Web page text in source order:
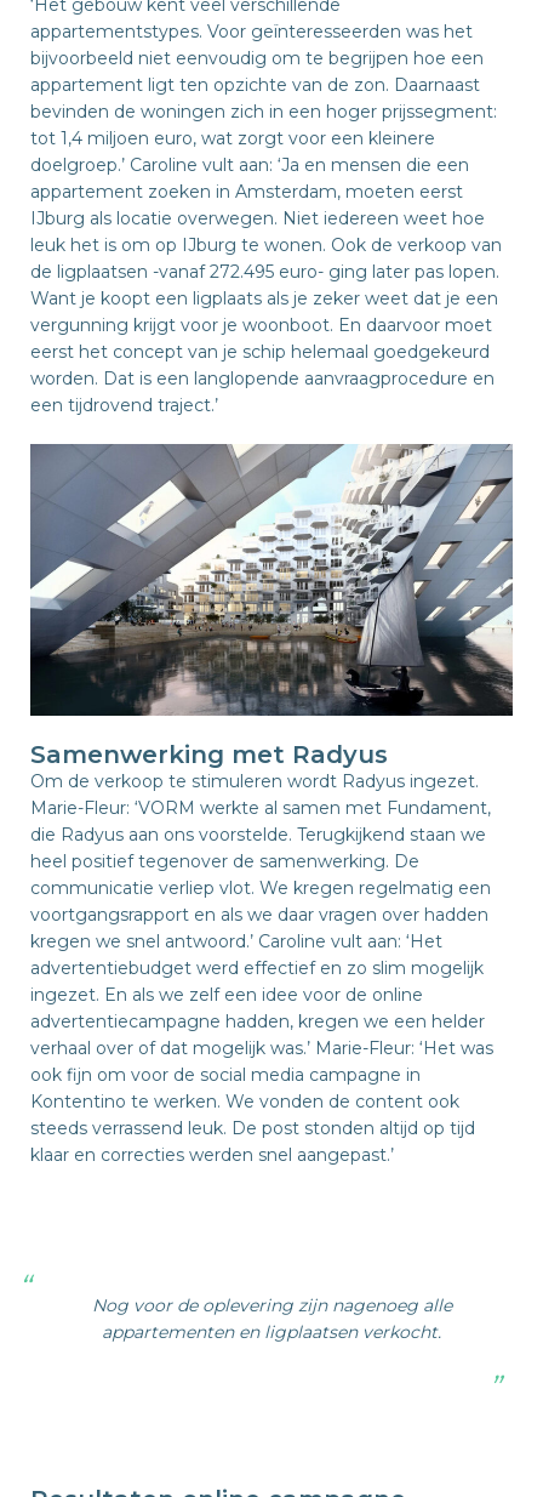
‘Het gebouw kent veel verschillende
appartementstypes. Voor geïnteresseerden was het
bijvoorbeeld niet eenvoudig om te begrijpen hoe een
appartement ligt ten opzichte van de zon. Daarnaast
bevinden de woningen zich in een hoger prijssegment:
tot 1,4 miljoen euro, wat zorgt voor een kleinere
doelgroep.’ Caroline vult aan: ‘Ja en mensen die een
appartement zoeken in Amsterdam, moeten eerst
IJburg als locatie overwegen. Niet iedereen weet hoe
leuk het is om op IJburg te wonen. Ook de verkoop van
de ligplaatsen -vanaf 272.495 euro- ging later pas lopen.
Want je koopt een ligplaats als je zeker weet dat je een
vergunning krijgt voor je woonboot. En daarvoor moet
eerst het concept van je schip helemaal goedgekeurd
worden. Dat is een langlopende aanvraagprocedure en
een tijdrovend traject.’
Samenwerking met Radyus
Om de verkoop te stimuleren wordt Radyus ingezet.
Marie-Fleur: ‘VORM werkte al samen met Fundament,
die Radyus aan ons voorstelde. Terugkijkend staan we
heel positief tegenover de samenwerking. De
communicatie verliep vlot. We kregen regelmatig een
voortgangsrapport en als we daar vragen over hadden
kregen we snel antwoord.’ Caroline vult aan: ‘Het
advertentiebudget werd effectief en zo slim mogelijk
ingezet. En als we zelf een idee voor de online
advertentiecampagne hadden, kregen we een helder
verhaal over of dat mogelijk was.’ Marie-Fleur: ‘Het was
ook fijn om voor de social media campagne in
Kontentino te werken. We vonden de content ook
steeds verrassend leuk. De post stonden altijd op tijd
klaar en correcties werden snel aangepast.’
Nog voor de oplevering zijn nagenoeg alle
appartementen en ligplaatsen verkocht.